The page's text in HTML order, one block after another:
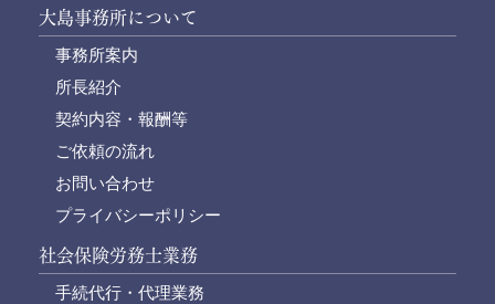
大島事務所について
事務所案内
所長紹介
契約内容・報酬等
ご依頼の流れ
お問い合わせ
プライバシーポリシー
社会保険労務士業務
手続代行・代理業務